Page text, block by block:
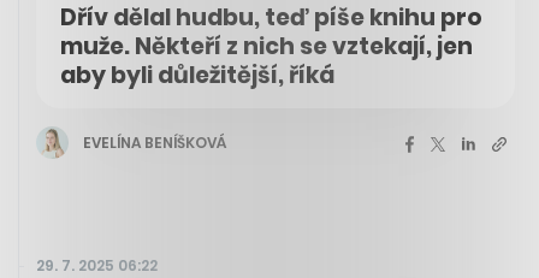
Dřív dělal hudbu, teď píše knihu pro
muže. Někteří z nich se vztekají, jen
aby byli důležitější, říká
EVELÍNA BENÍŠKOVÁ
29. 7. 2025 06:22